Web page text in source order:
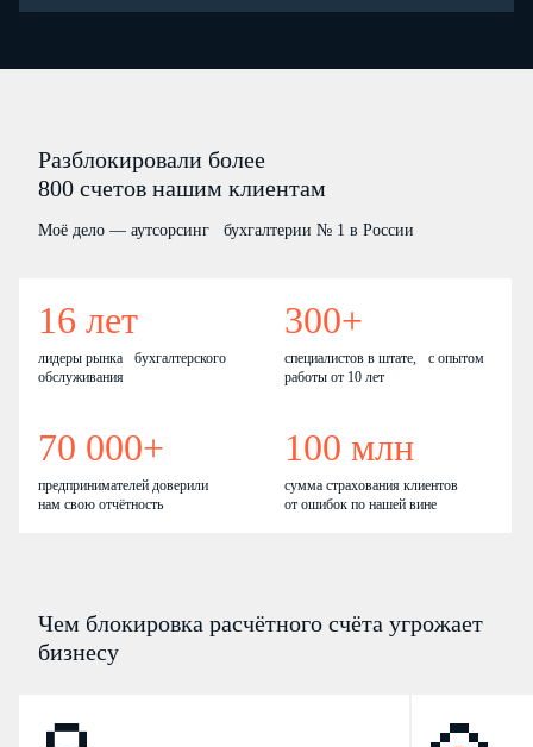
Разблокировали более
800 счетов нашим клиентам
Моё дело — аутсорсинг бухгалтерии № 1 в России
16 лет
лидеры рынка бухгалтерского
обслуживания
300+
специалистов в штате, с опытом
работы от 10 лет
70 000+
предпринимателей доверили
нам свою отчётность
100 млн
сумма страхования клиентов
от ошибок по нашей вине
Чем блокировка расчётного счёта угрожает
бизнесу